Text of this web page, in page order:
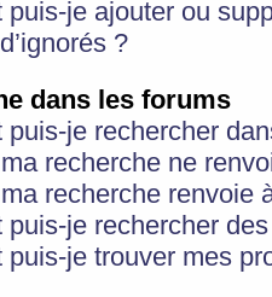
puis-je ajouter ou
?
dans les forums
puis-je rechercher
recherche ne
recherche renvoie
puis-je rechercher
puis-je trouver mes